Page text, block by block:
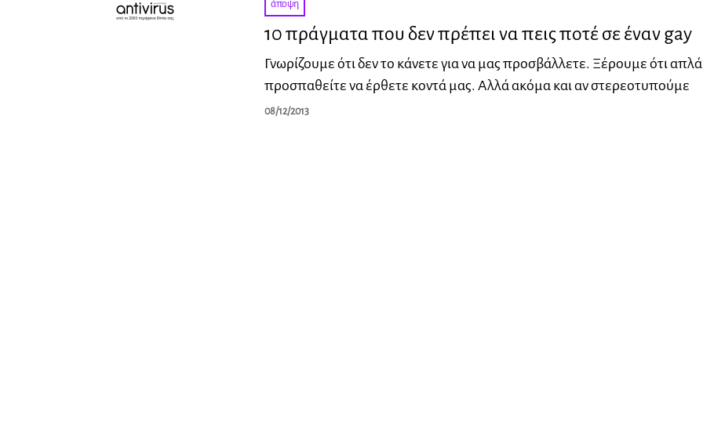
άποψη
10 πράγματα που δεν πρέπει να πεις ποτέ σε έναν gay
Γνωρίζουμε ότι δεν το κάνετε για να μας προσβάλλετε. Ξέρουμε ότι απλά
προσπαθείτε να έρθετε κοντά μας. Αλλά ακόμα και αν στερεοτυπούμε
08/12/2013